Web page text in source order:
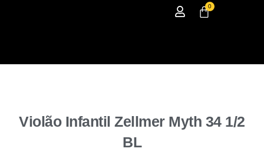
0
Violão Infantil Zellmer Myth 34 1/2
BL